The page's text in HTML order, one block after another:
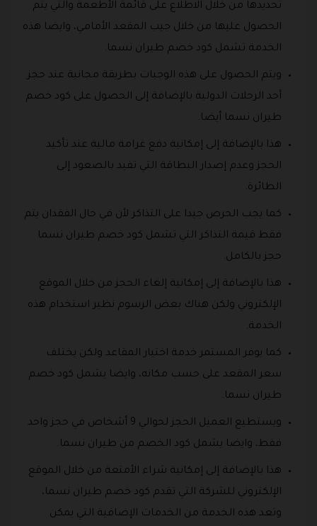
تحديدها من خلال الاطلاع على قائمة الأطعمة والتي يتم
الحصول عليها من خلال جيب المقعد الأمامي، وايضا هذه
الخدمة تشمل كود خصم طيران نسما.
ويتم الحصول على هذه الوجبات بطريقة مجانية عند حجز
أحد الرحلات الدولية بالإضافة إلى الحصول على كود خصم
طيران نسما أيضا.
هذا بالإضافة إلى إمكانية دفع غرامة مالية عند تأكيد
الحجز وعدم إصدار البطاقة التي تفيد بالصعود إلى
الطائرة.
كما يجب الحرص جيدا على التذاكر لأن في حال الفقدان يتم
فقط قيمة التذاكر التي تشمل كود خصم طيران نسما
حجز بالكامل.
هذا بالإضافة إلى إمكانية إلغاء الحجز من خلال الموقع
الإلكتروني ولكن هناك بعض الرسوم نظير استخدام هذه
الخدمة.
كما يوفر المستمر خدمة اختيار المقاعد ولكن يختلف
سعر المقعد على حسب مكانه، وايضا يشمل كود خصم
طيران نسما.
ويستطيع العميل الحجز لحوالي 9 أشخاص في حجز واحد
فقط، وايضا يشمل كود الخصم من طيران نسما.
هذا بالإضافة إلى إمكانية شراء الأمتعة من خلال الموقع
الإلكتروني للشركة التي تقدم كود خصم طيران نسما،
وتعد هذه الخدمة من الخدمات الإضافية التي يمكن